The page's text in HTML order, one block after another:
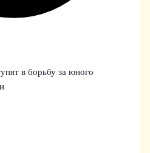
в борьбу за юного